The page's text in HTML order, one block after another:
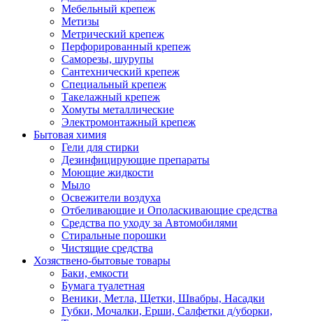
Мебельный крепеж
Метизы
Метрический крепеж
Перфорированный крепеж
Саморезы, шурупы
Сантехнический крепеж
Специальный крепеж
Такелажный крепеж
Хомуты металлические
Электромонтажный крепеж
Бытовая химия
Гели для стирки
Дезинфицирующие препараты
Моющие жидкости
Мыло
Освежители воздуха
Отбеливающие и Ополаскивающие средства
Средства по уходу за Автомобилями
Стиральные порошки
Чистящие средства
Хозяствено-бытовые товары
Баки, емкости
Бумага туалетная
Веники, Метла, Щетки, Швабры, Насадки
Губки, Мочалки, Ерши, Салфетки д/уборки,